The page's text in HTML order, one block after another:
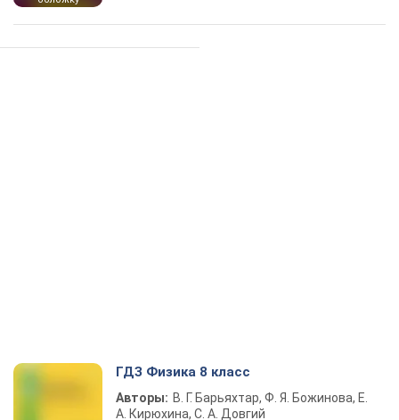
ГДЗ Физика 8 класс
Авторы: В. Г. Барьяхтар, Ф. Я. Божинова, Е.
А. Кирюхина, С. А. Довгий